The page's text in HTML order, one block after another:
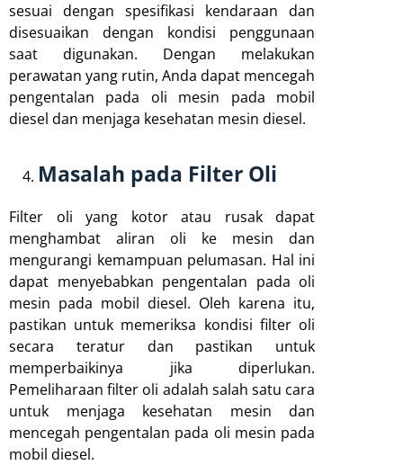
sesuai dengan spesifikasi kendaraan dan
disesuaikan dengan kondisi penggunaan
saat digunakan. Dengan melakukan
perawatan yang rutin, Anda dapat mencegah
pengentalan pada oli mesin pada mobil
diesel dan menjaga kesehatan mesin diesel.
Masalah pada Filter Oli
Filter oli yang kotor atau rusak dapat
menghambat aliran oli ke mesin dan
mengurangi kemampuan pelumasan. Hal ini
dapat menyebabkan pengentalan pada oli
mesin pada mobil diesel. Oleh karena itu,
pastikan untuk memeriksa kondisi filter oli
secara teratur dan pastikan untuk
memperbaikinya jika diperlukan.
Pemeliharaan filter oli adalah salah satu cara
untuk menjaga kesehatan mesin dan
mencegah pengentalan pada oli mesin pada
mobil diesel.